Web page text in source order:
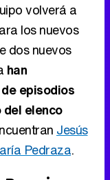
volverá a
los nuevos
dos nuevos
han
episodios
elenco
Jesús
Pedraza.